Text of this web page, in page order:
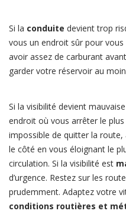
Si la conduite devient trop
vous un endroit sûr pour
avoir assez de carburant
garder votre réservoir au
Si la visibilité devient
endroit où vous arrêter le plus
impossible de quitter la
le côté en vous éloignant le
circulation. Si la visibilité est
d’urgence. Restez sur les
prudemment. Adaptez votre
conditions routières et